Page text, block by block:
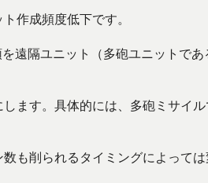
作成頻度低下です。
遠隔ユニット（多砲ユニットで
ます。具体的には、多砲ミサイ
も削られるタイミングによっては